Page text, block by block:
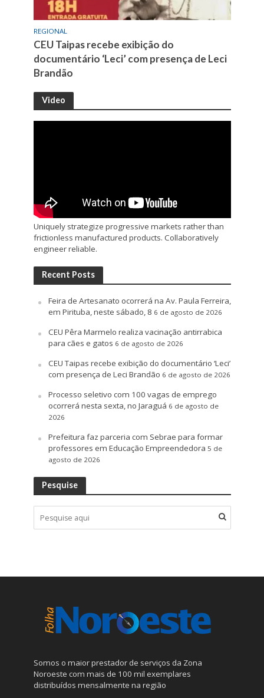
REGIONAL
CEU Taipas recebe exibição do
documentário ‘Leci’ com presença de Leci
Brandão
Video
Uniquely strategize progressive markets rather than
frictionless manufactured products. Collaboratively
engineer reliable.
Recent Posts
Feira de Artesanato ocorrerá na Av. Paula Ferreira,
em Pirituba, neste sábado, 8 6 de agosto de 2026
CEU Pêra Marmelo realiza vacinação antirrabica
para cães e gatos 6 de agosto de 2026
CEU Taipas recebe exibição do documentário ‘Leci’
com presença de Leci Brandão 6 de agosto de 2026
Processo seletivo com 100 vagas de emprego
ocorrerá nesta sexta, no Jaraguá 6 de agosto de
2026
Prefeitura faz parceria com Sebrae para formar
professores em Educação Empreendedora 5 de
agosto de 2026
Pesquise
Somos o maior prestador de serviços da Zona
Noroeste com mais de 100 mil exemplares
distribuídos mensalmente na região